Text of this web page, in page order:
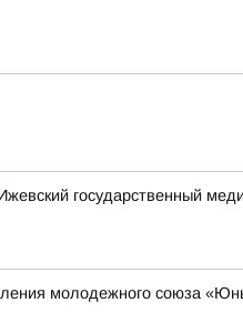
государственный
молодежного союза